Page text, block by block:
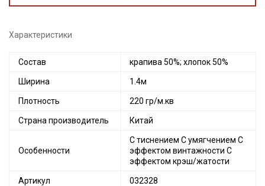
Характеристики
Состав крапива 50%; хлопок 50%
Ширина 1.4м
Плотность 220 гр/м.кв
Страна производитель Китай
Особенности
С тиснением С умягчением С
эффектом винтажности С
эффектом крэш/жатости
Артикул 032328